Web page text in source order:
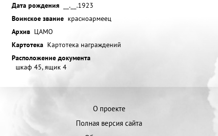
Дата рождения
__.__.1923
Воинское звание красноармеец
Архив ЦАМО
Картотека Картотека награждений
Расположение документа
шкаф 45, ящик 4
О проекте
Полная версия сайта